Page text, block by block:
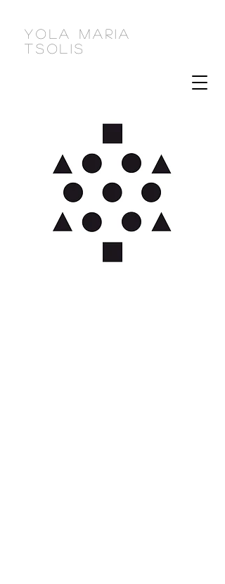
Yola Maria
Tsolis